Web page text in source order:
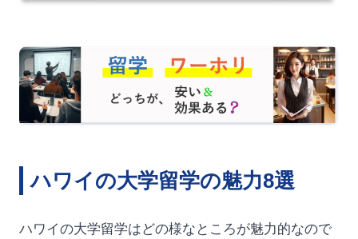
ハワイの大学留学の魅力8選
ハワイの大学留学はどの様なところが魅力的なので